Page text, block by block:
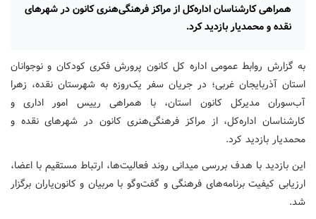
همراهی کارشناسان اداره‌کل از مراکز فرهنگی‌هنری کانون در شهرهای
نقده و محمدیار بازدید کرد.
به گزارش روابط عمومی اداره کل کانون پرورش فکری کودکان و نوجوانان
استان آذربایجان غربی؛ در جریان سفر یک‌روزه به شهرستان نقده، زهرا
آب‌سوران مدیرکل کانون استان، با همراهی رییس امور اداری و
کارشناسان اداره‌کل، از مراکز فرهنگی‌هنری کانون در شهرهای نقده و
محمدیار بازدید کرد.
این بازدید با هدف بررسی میدانی روند فعالیت‌ها، ارتباط مستقیم با اعضا،
ارزیابی کیفیت برنامه‌های فرهنگی‌ و گفت‌وگو با مربیان و کانون‌یاران برگزار
شد.